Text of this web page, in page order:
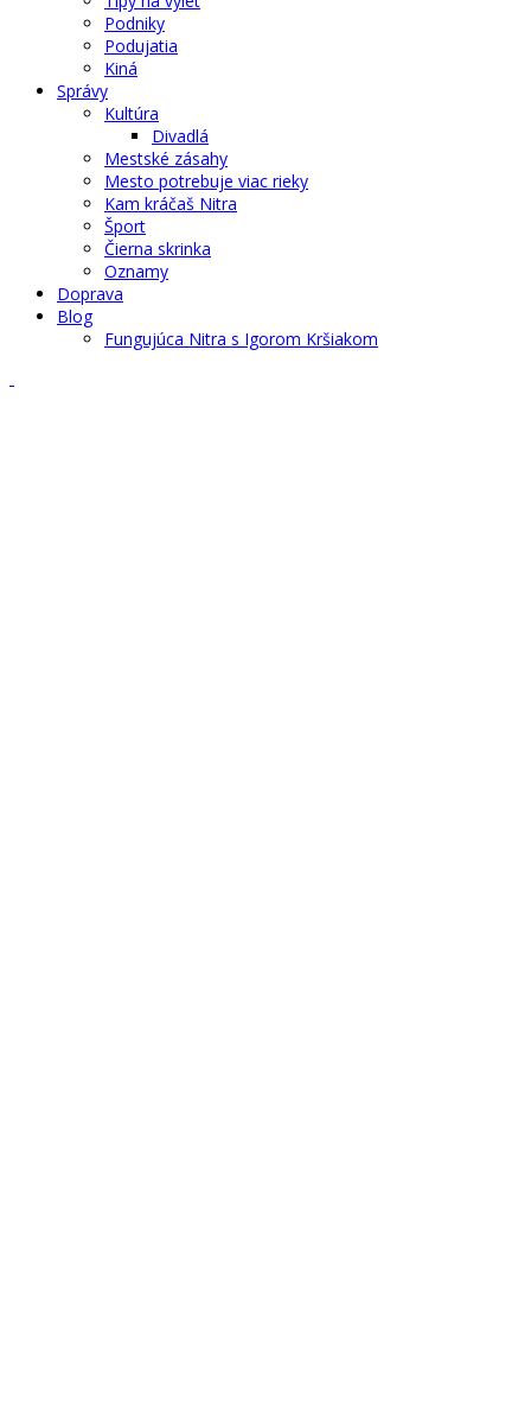
Podniky
Podujatia
Kiná
Správy
Kultúra
Divadlá
Mestské zásahy
Mesto potrebuje viac rieky
Kam kráčaš Nitra
Šport
Čierna skrinka
Oznamy
Doprava
Blog
Fungujúca Nitra s Igorom Kršiakom